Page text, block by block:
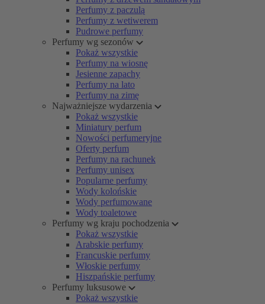
Perfumy z paczulą
Perfumy z wetiwerem
Pudrowe perfumy
Perfumy wg sezonów
Pokaż wszystkie
Perfumy na wiosnę
Jesienne zapachy
Perfumy na lato
Perfumy na zimę
Najważniejsze wydarzenia
Pokaż wszystkie
Miniatury perfum
Nowości perfumeryjne
Oferty perfum
Perfumy na rachunek
Perfumy unisex
Popularne perfumy
Wody kolońskie
Wody perfumowane
Wody toaletowe
Perfumy wg kraju pochodzenia
Pokaż wszystkie
Arabskie perfumy
Francuskie perfumy
Włoskie perfumy
Hiszpańskie perfumy
Perfumy luksusowe
Pokaż wszystkie